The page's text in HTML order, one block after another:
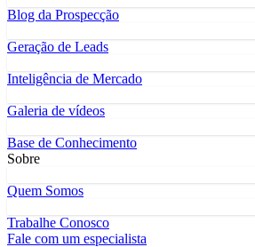
Blog da Prospecção
Geração de Leads
Inteligência de Mercado
Galeria de vídeos
Base de Conhecimento
Sobre
Quem Somos
Trabalhe Conosco
Fale com um especialista